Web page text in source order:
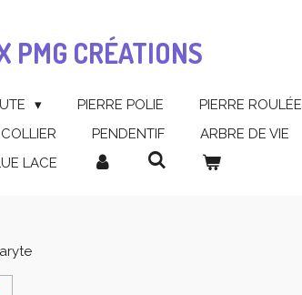
PMG CRÉATIONS
PIERRE POLIE PIERRE ROULÉE
COLLIER PENDENTIF ARBRE DE VIE
LACE